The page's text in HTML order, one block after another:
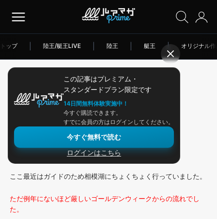
トップ 陸王/艇王LIVE 陸王 艇王 | オリジナル
この記事はプレミアム・
スタンダードプラン限定です
14日間無料体験実施中！
今すぐ購読できます。
すでに会員の方はログインしてください。
今すぐ無料で読む
ログインはこちら
アングラー連載
不安定な相模湖
みなさんこんにちは、ミネムラです。
ここ最近はガイドのため相模湖にちょくちょく行っていました。
ただ例年にないほど厳しいゴールデンウィークからの流れでし
た。